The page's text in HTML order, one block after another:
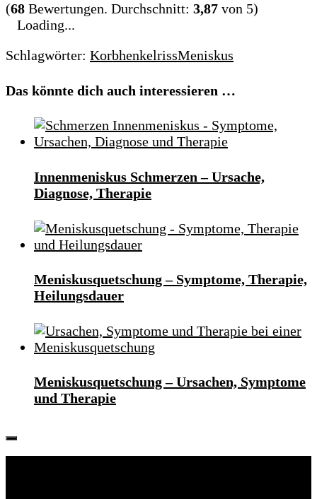
(68 Bewertungen. Durchschnitt: 3,87 von 5)
Loading...
Schlagwörter: KorbhenkelrissMeniskus
Das könnte dich auch interessieren …
Innenmeniskus Schmerzen – Ursache,
Diagnose, Therapie
Meniskusquetschung – Symptome, Therapie,
Heilungsdauer
Meniskusquetschung – Ursachen, Symptome
und Therapie